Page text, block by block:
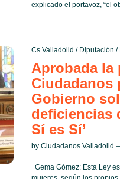
explicado el portavoz, “el
Cs Valladolid / Diputación /
Aprobada
Ciudadanos
Gobierno
deficiencias
Sí es Sí’
by Ciudadanos Valladolid
Gema Gómez: Esta Ley